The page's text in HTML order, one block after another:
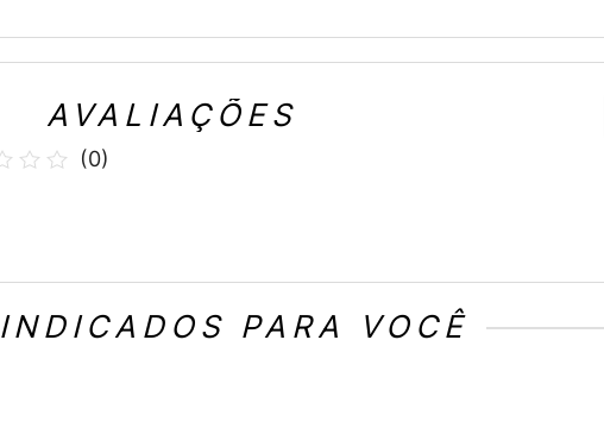
AVALIAÇÕES
(0)
INDICADOS PARA VOCÊ